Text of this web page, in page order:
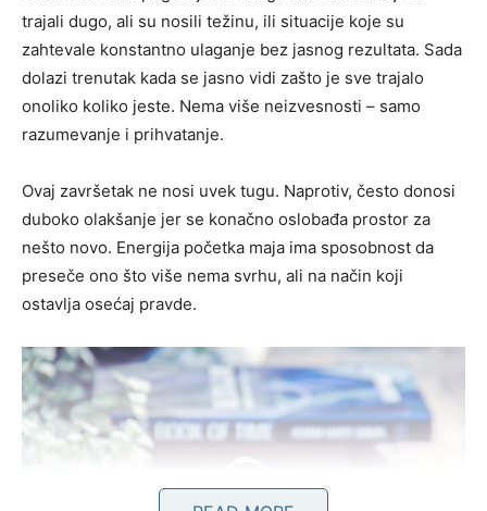
trajali dugo, ali su nosili težinu, ili situacije koje su
zahtevale konstantno ulaganje bez jasnog rezultata. Sada
dolazi trenutak kada se jasno vidi zašto je sve trajalo
onoliko koliko jeste. Nema više neizvesnosti – samo
razumevanje i prihvatanje.
Ovaj završetak ne nosi uvek tugu. Naprotiv, često donosi
duboko olakšanje jer se konačno oslobađa prostor za
nešto novo. Energija početka maja ima sposobnost da
preseče ono što više nema svrhu, ali na način koji
ostavlja osećaj pravde.